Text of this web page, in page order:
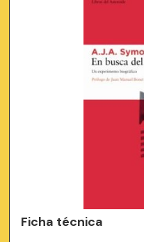
Ficha técnica